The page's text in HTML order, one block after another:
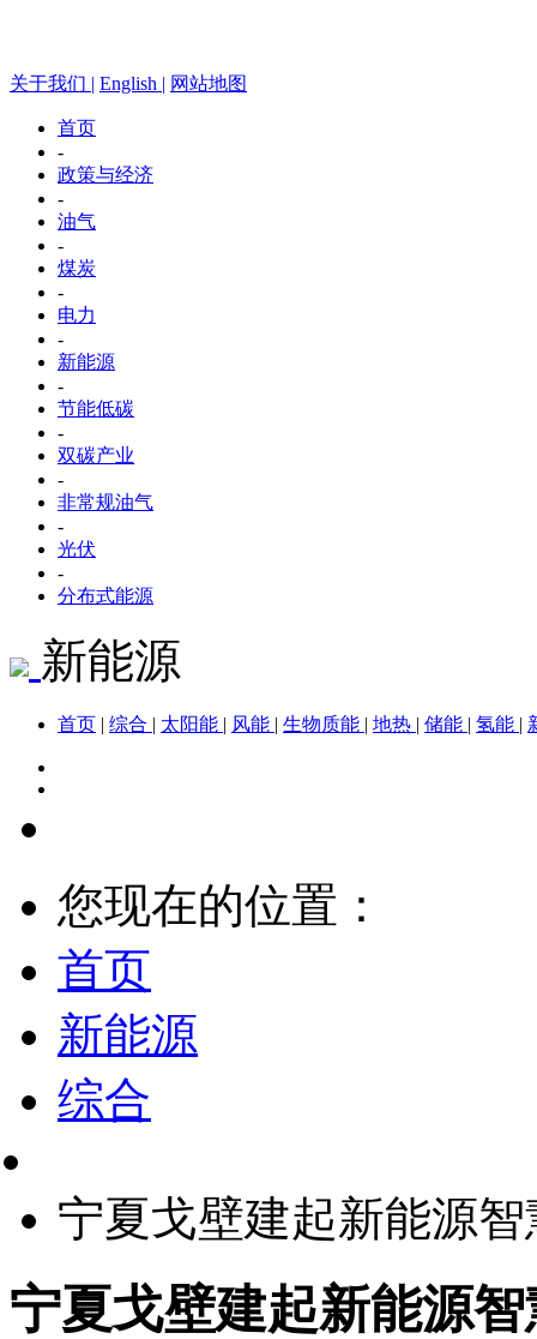
关于我们 | English | 网站地图
首页
-
政策与经济
-
油气
-
煤炭
-
电力
-
新能源
-
节能低碳
-
双碳产业
-
非常规油气
-
光伏
-
分布式能源
新能源
首页 | 综合 | 太阳能 | 风能 | 生物质能 | 地热 | 储能 | 氢能 |
您现在的位置：
首页
新能源
综合
宁夏戈壁建起新能源
宁夏戈壁建起新能源